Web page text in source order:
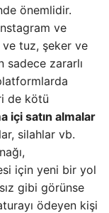
önemlidir.
ve
tuz, şeker ve
sadece zararlı
de kötü
içi satın almalar
silahlar vb.
için yeni bir yol
gibi görünse
ödeyen kişi